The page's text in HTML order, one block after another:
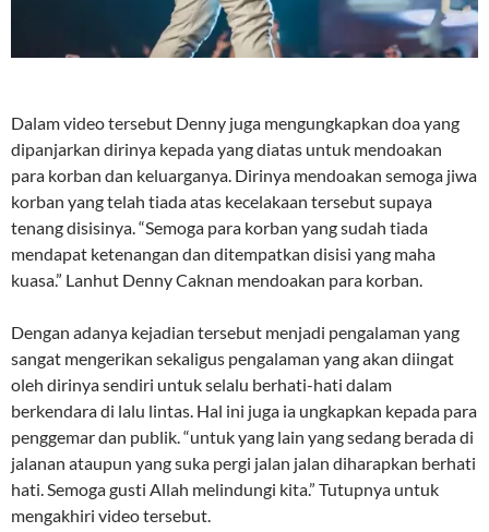
Dalam video tersebut Denny juga mengungkapkan doa yang
dipanjarkan dirinya kepada yang diatas untuk mendoakan
para korban dan keluarganya. Dirinya mendoakan semoga jiwa
korban yang telah tiada atas kecelakaan tersebut supaya
tenang disisinya. “Semoga para korban yang sudah tiada
mendapat ketenangan dan ditempatkan disisi yang maha
kuasa.” Lanhut Denny Caknan mendoakan para korban.
Dengan adanya kejadian tersebut menjadi pengalaman yang
sangat mengerikan sekaligus pengalaman yang akan diingat
oleh dirinya sendiri untuk selalu berhati-hati dalam
berkendara di lalu lintas. Hal ini juga ia ungkapkan kepada para
penggemar dan publik. “untuk yang lain yang sedang berada di
jalanan ataupun yang suka pergi jalan jalan diharapkan berhati
hati. Semoga gusti Allah melindungi kita.” Tutupnya untuk
mengakhiri video tersebut.